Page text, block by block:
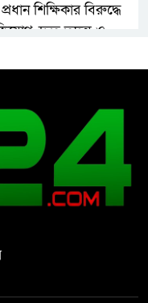
শিক্ষিকার বিরুদ্ধে
দ্রুত তদন্ত ও
ইসলামী মহা-সমাবেশ
সভা
শিকার স্কুলছাত্রী